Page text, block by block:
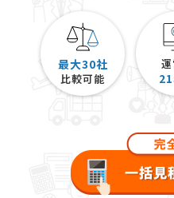
最大30社
比較可能 21